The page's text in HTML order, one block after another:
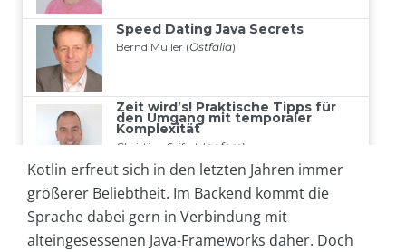
Kotlin erfreut sich in den letzten Jahren immer
größerer Beliebtheit. Im Backend kommt die
Sprache dabei gern in Verbindung mit
alteingesessenen Java-Frameworks daher. Doch